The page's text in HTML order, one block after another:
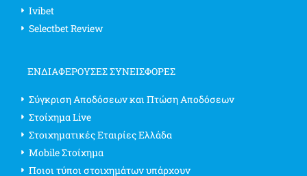
Ivibet
Selectbet Review
ΕΝΔΙΑΦΈΡΟΥΣΕΣ ΣΥΝΕΙΣΦΟΡΈΣ
Σύγκριση Αποδόσεων και Πτώση Αποδόσεων
Στοίχημα Live
Στοιχηματικές Εταιρίες Ελλάδα
Mobile Στοίχημα
Ποιοι τύποι στοιχημάτων υπάρχουν